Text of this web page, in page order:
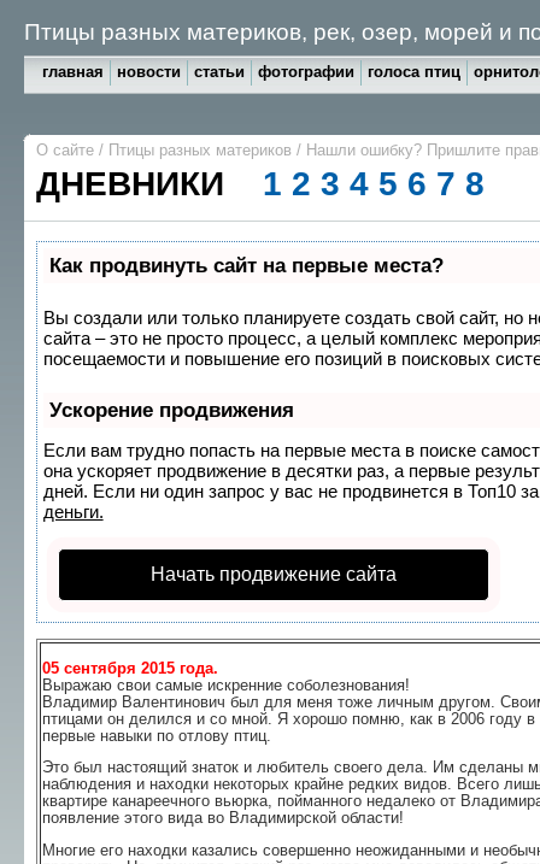
Птицы разных материков, рек, озер, морей и
главная новости статьи фотографии голоса птиц
О сайте / Птицы разных материков / Нашли ошибку? Пришлите
ДНЕВНИКИ 1 2 3 4 5 6 7 8
Как продвинуть сайт на первые места?
Вы создали или только планируете создать свой сайт, но
сайта – это не просто процесс, а целый комплекс
посещаемости и повышение его позиций в поисковых
Ускорение продвижения
Если вам трудно попасть на первые места в поиске
она ускоряет продвижение в десятки раз, а первые
дней. Если ни один запрос у вас не продвинется в Топ10
деньги.
Начать продвижение сайта
05 сентября 2015 года.
Выражаю свои самые искренние соболезнования!
Владимир Валентинович был для меня тоже личным другом.
птицами он делился и со мной. Я хорошо помню, как в 2006 году
первые навыки по отлову птиц.
Это был настоящий знаток и любитель своего дела. Им сделаны
наблюдения и находки некоторых крайне редких видов. Всего
квартире канареечного вьюрка, пойманного недалеко от
появление этого вида во Владимирской области!
Многие его находки казались совершенно неожиданными и